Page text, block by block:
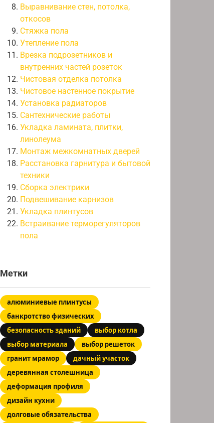
Выравнивание стен, потолка,
откосов
Стяжка пола
Утепление пола
Врезка подрозетников и
внутренних частей розеток
Чистовая отделка потолка
Чистовое настенное покрытие
Установка радиаторов
Сантехнические работы
Укладка ламината, плитки,
линолеума
Монтаж межкомнатных дверей
Расстановка гарнитура и бытовой
техники
Сборка электрики
Подвешивание карнизов
Укладка плинтусов
Встраивание терморегуляторов
пола
Метки
алюминиевые плинтусы
банкротство физических
безопасность зданий
выбор котла
выбор материала
выбор решеток
гранит мрамор
дачный участок
деревянная столешница
деформация профиля
дизайн кухни
долговые обязательства